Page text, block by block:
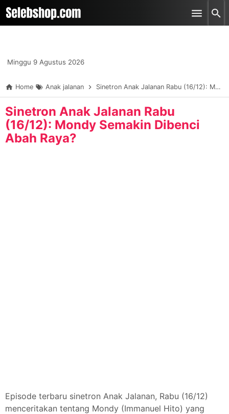
-->
Skip to main content
Minggu 9 Agustus 2026
Home Anak jalanan Sinetron Anak Jalanan Rabu (16/12): Mondy Semakin Dibenci Abah Raya?
Sinetron Anak Jalanan Rabu
(16/12): Mondy Semakin Dibenci
Abah Raya?
Episode terbaru sinetron Anak Jalanan, Rabu (16/12)
menceritakan tentang Mondy (Immanuel Hito) yang